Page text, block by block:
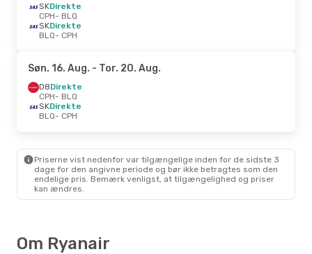
SKDirekte
CPH- BLQ
SKDirekte
BLQ- CPH
Søn. 16. Aug. - Tor. 20. Aug.
D8Direkte
CPH- BLQ
SKDirekte
BLQ- CPH
Priserne vist nedenfor var tilgængelige inden for de sidste 3
dage for den angivne periode og bør ikke betragtes som den
endelige pris. Bemærk venligst, at tilgængelighed og priser
kan ændres.
Om Ryanair